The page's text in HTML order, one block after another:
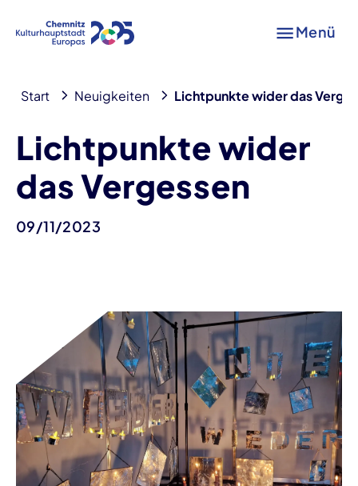
Menü
Start Neuigkeiten Lichtpunkte wider das
Lichtpunkte wider
das Vergessen
09/11/2023